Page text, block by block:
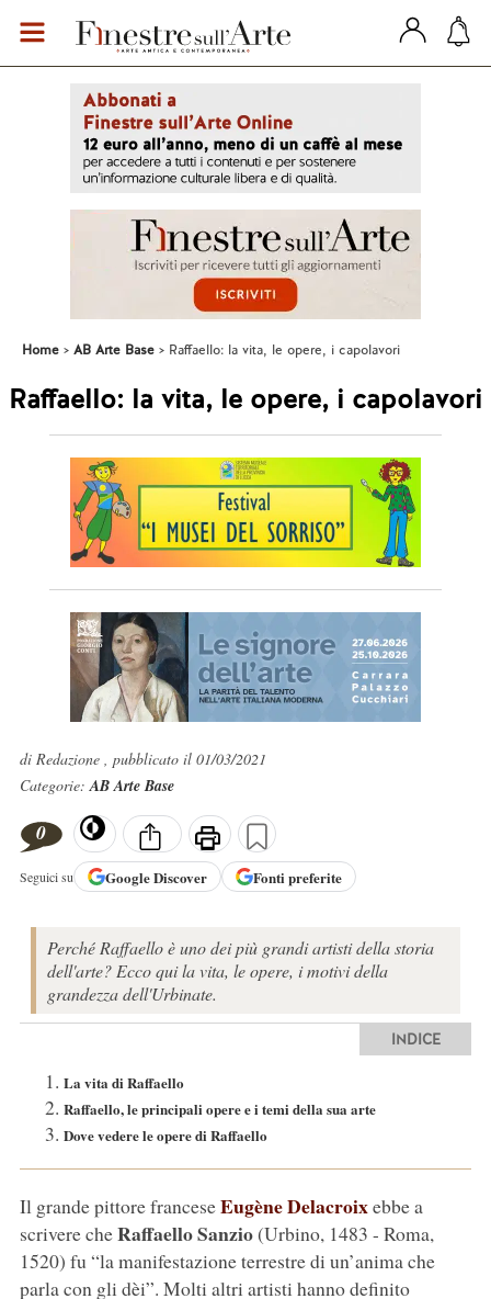
Home AB Arte Base Raffaello: la vita, le opere, i capolavori
Raffaello: la vita, le opere, i capolavori
di Redazione , pubblicato il 01/03/2021
Categorie:AB Arte Base
0
Seguici su GoogleDiscover Fonti preferite
Perché Raffaello è uno dei più grandi artisti della storia
dell'arte? Ecco qui la vita, le opere, i motivi della
grandezza dell'Urbinate.
INDICE
La vita di Raffaello
Raffaello, le principali opere e i temi della sua arte
Dove vedere le opere di Raffaello
Il grande pittore franceseEugène Delacroixebbe a
scrivere cheRaffaello Sanzio(Urbino, 1483 - Roma,
1520) fu “la manifestazione terrestre di un’anima che
parla con gli dèi”. Molti altri artisti hanno definito